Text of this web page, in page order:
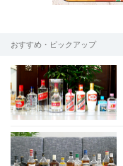
おすすめ・ピックアップ